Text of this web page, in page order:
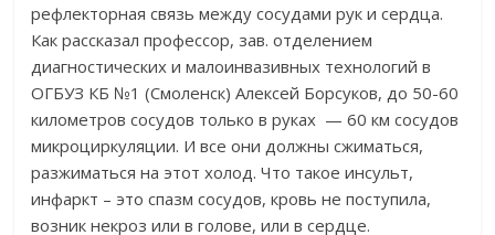
рефлекторная связь между сосудами рук и сердца.
Как рассказалпрофессор, зав. отделением
диагностических и малоинвазивных технологий в
ОГБУЗ КБ №1 (Смоленск) Алексей Борсуков, до 50-60
километров сосудов только в руках — 60 км сосудов
микроциркуляции. И все они должны сжиматься,
разжиматься на этот холод. Что такое инсульт,
инфаркт – это спазм сосудов, кровь не поступила,
возник некроз или в голове, или в сердце.